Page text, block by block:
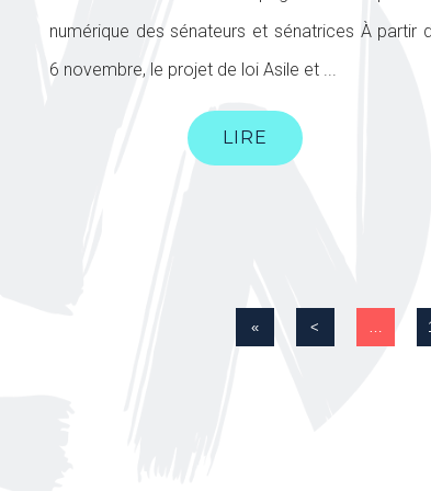
numérique des sénateurs et sénatrices À partir
6 novembre, le projet de loi Asile et ...
LIRE
« < …